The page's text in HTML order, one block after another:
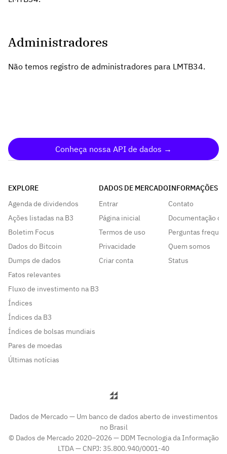
Administradores
Não temos registro de administradores para LMTB34.
Conheça nossa API de dados →
EXPLORE
Agenda de dividendos
Ações listadas na B3
Boletim Focus
Dados do Bitcoin
Dumps de dados
Fatos relevantes
Fluxo de investimento na B3
Índices
Índices da B3
Índices de bolsas mundiais
Pares de moedas
Últimas notícias
DADOS DE MERCADO
Entrar
Página inicial
Termos de uso
Privacidade
Criar conta
INFORMAÇÕES
Contato
Documentação da
Perguntas
Quem somos
Status
Dados de Mercado — Um banco de dados aberto de investimentos
no Brasil
© Dados de Mercado 2020–2026 — DDM Tecnologia da Informação
LTDA — CNPJ: 35.800.940/0001-40